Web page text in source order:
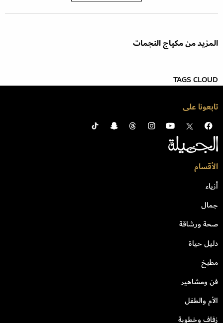
المزيد من مكياج النجمات
TAGS CLOUD
تابعونا على
الأقسام
أزياء
جمال
صحة ورشاقة
دليل حياة
مطبخ
فن ومشاهير
الأم والطفل
زفاف وخطوبة